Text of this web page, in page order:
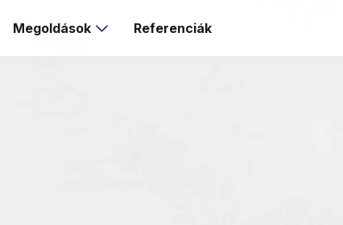
Megoldások Referenciák